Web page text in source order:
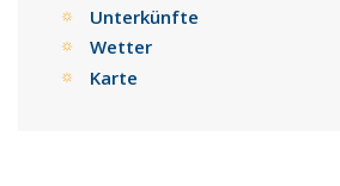
Unterkünfte
Wetter
Karte